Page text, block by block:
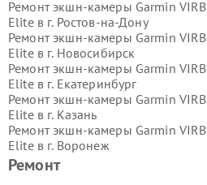
Ремонт
Ремонт экшн-камеры Garmin VIRB
Elite в г. Ростов-на-Дону
Ремонт экшн-камеры Garmin VIRB
Elite в г. Новосибирск
Ремонт экшн-камеры Garmin VIRB
Elite в г. Екатеринбург
Ремонт экшн-камеры Garmin VIRB
Elite в г. Казань
Ремонт экшн-камеры Garmin VIRB
Elite в г. Воронеж
Ремонт экшн-камеры Garmin VIRB
Elite в г.Волгоград